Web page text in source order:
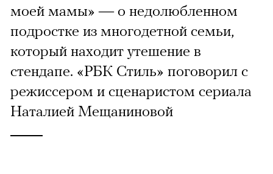
моей мамы» — о недолюбленном
подростке из многодетной семьи,
который находит утешение в
стендапе. «РБК Стиль» поговорил с
режиссером и сценаристом сериала
Наталией Мещаниновой